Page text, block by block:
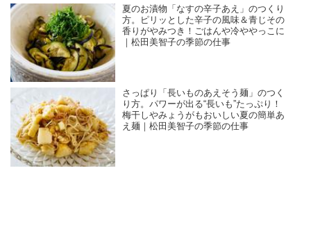
夏のお漬物「なすの辛子あえ」のつくり
方。ピリッとした辛子の風味＆青じその
香りがやみつき！ごはんや冷ややっこに
｜松田美智子の季節の仕事
さっぱり「長いものあえそう麺」のつく
り方。パワーが出る“長いも”たっぷり！
梅干しやみょうがもおいしい夏の簡単あ
え麺｜松田美智子の季節の仕事